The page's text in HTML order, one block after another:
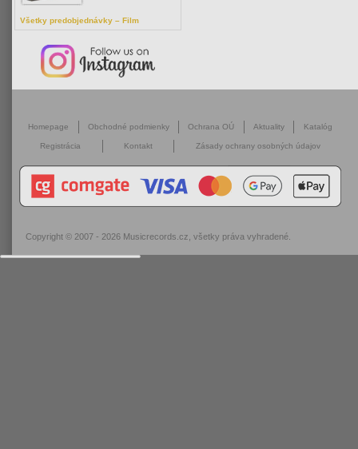
Všetky predobjednávky – Film
Homepage Obchodné podmienky Ochrana OÚ Aktuality Katalóg
Registrácia Kontakt Zásady ochrany osobných údajov
Copyright © 2007 - 2026 Musicrecords.cz , všetky práva vyhradené.